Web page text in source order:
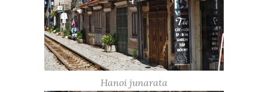
Hanoi junarata